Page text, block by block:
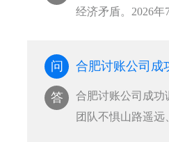
经济矛盾。2026
并···
问
答
合肥讨账公司成功
团队不惧山路遥